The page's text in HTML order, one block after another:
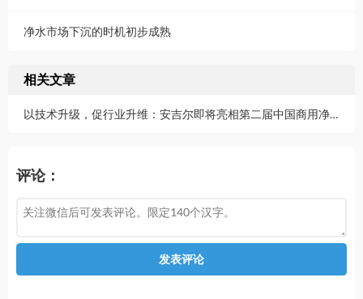
净水市场下沉的时机初步成熟
相关文章
以技术升级，促行业升维：安吉尔即将亮相第二届中国商用净水发展高峰论坛
评论：
发表评论